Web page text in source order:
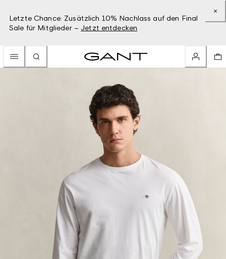
Letzte Chance: Zusätzlich 10% Nachlass auf den Final
Sale für Mitglieder – Jetzt entdecken